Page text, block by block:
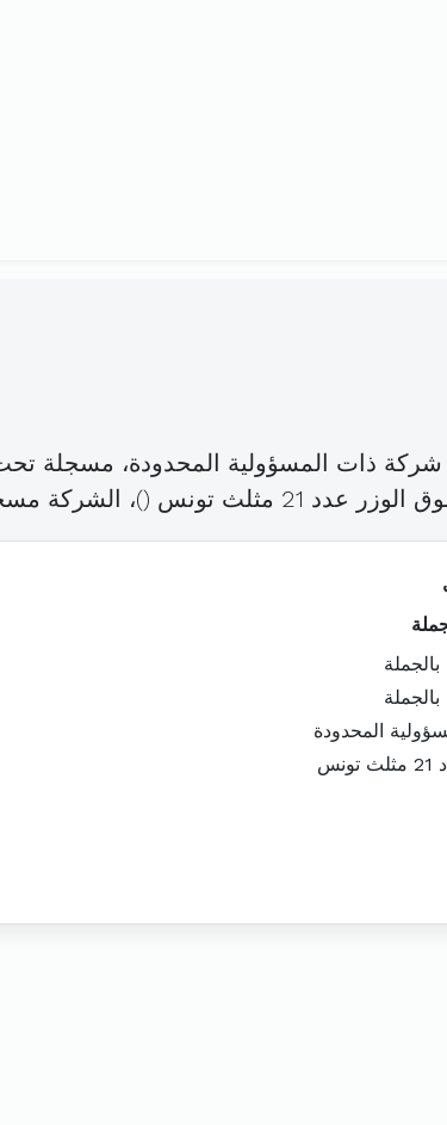
ذات المسؤولية المحدودة، مسجلة تحت
21 مثلث تونس (
)، الشركة
المحدودة